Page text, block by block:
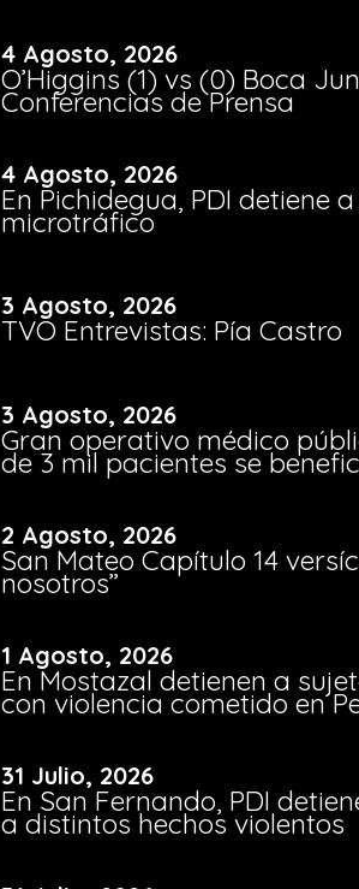
4 Agosto, 2026
O’Higgins (1) vs (0) Boca
Conferencias de Prensa
4 Agosto, 2026
En Pichidegua, PDI detiene
microtráfico
3 Agosto, 2026
TVO Entrevistas: Pía Castro
3 Agosto, 2026
Gran operativo médico
de 3 mil pacientes se
2 Agosto, 2026
San Mateo Capítulo 14
nosotros”
1 Agosto, 2026
En Mostazal detienen a
con violencia cometido en
31 Julio, 2026
En San Fernando, PDI
a distintos hechos violentos